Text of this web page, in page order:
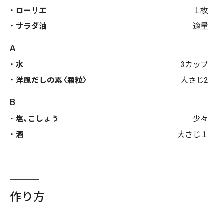
ローリエ
１枚
サラダ油
適量
A
水
3カップ
洋風だしの素〈顆粒〉
大さじ2
B
塩、こしょう
少々
酒
大さじ１
作り方